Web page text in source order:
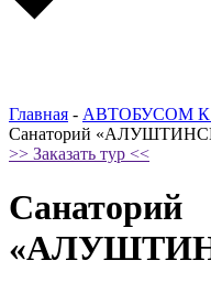
Главная - АВТОБУСОМ
Санаторий
>> Заказать тур <<
Санаторий